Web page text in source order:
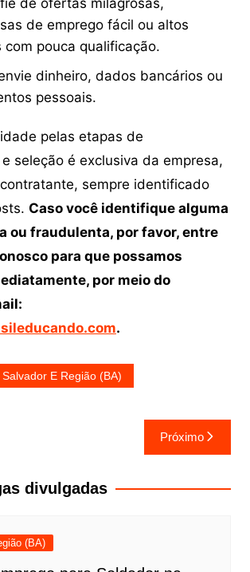
de ofertas milagrosas,
de emprego fácil ou altos
com pouca qualificação.
dinheiro, dados bancários ou
pessoais.
pelas etapas de
seleção é exclusiva da empresa,
sempre identificado
Caso você identifique alguma
ou fraudulenta, por favor, entre
para que possamos
por meio do
.
E Região (BA)
Próximo
divulgadas
(BA)